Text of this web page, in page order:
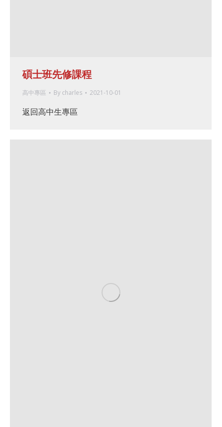
碩士班先修課程
高中專區 By charles 2021-10-01
返回高中生專區